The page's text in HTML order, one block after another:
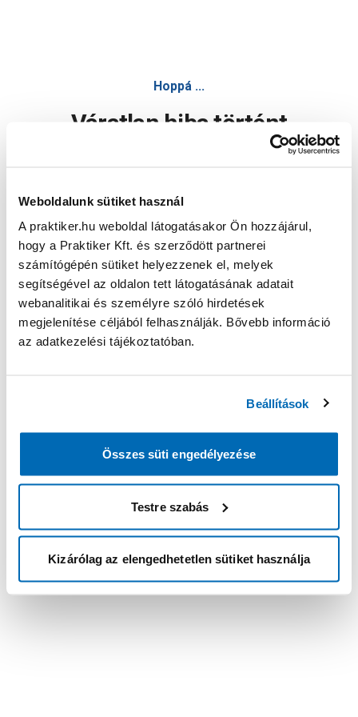
Weboldalunk sütiket használ
A praktiker.hu weboldal látogatásakor Ön hozzájárul,
hogy a Praktiker Kft. és szerződött partnerei
számítógépén sütiket helyezzenek el, melyek
segítségével az oldalon tett látogatásának adatait
webanalitikai és személyre szóló hirdetések
megjelenítése céljából felhasználják. Bővebb információ
az adatkezelési tájékoztatóban.
Beállítások
Összes süti engedélyezése
Testre szabás
Kizárólag az elengedhetetlen sütiket használja
Hoppá ...
Váratlan hiba történt
Oldal újratöltése